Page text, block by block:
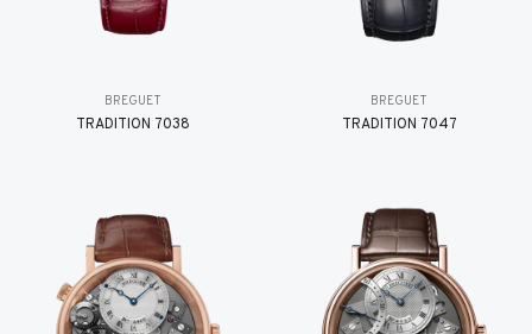
BREGUET
TRADITION 7038
BREGUET
TRADITION 7047